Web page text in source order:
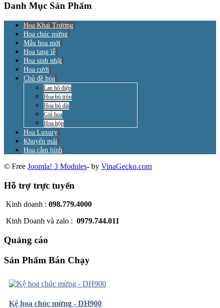
Danh Mục Sản Phẩm
Hoa Khai Trương
Hoa chúc mừng
Mẫu hoa mới
Hoa tang lễ
Hoa sinh nhật
Hoa cưới
Chủ đề hoa
Lan hồ điệp
Hoa bó tròn
Hoa bó dài
Giỏ hoa
Hoa hộp
Hoa Luxury
Khuyến mãi
Hoa cắm bình
© Free Joomla! 3 Modules- by VinaGecko.com
Hỗ trợ trực tuyến
Kinh doanh : 098.779.4000
Kinh Doanh và zalo : 0979.744.011
Quảng cáo
Sản Phẩm Bán Chạy
Kệ hoa chúc mừng - DH900